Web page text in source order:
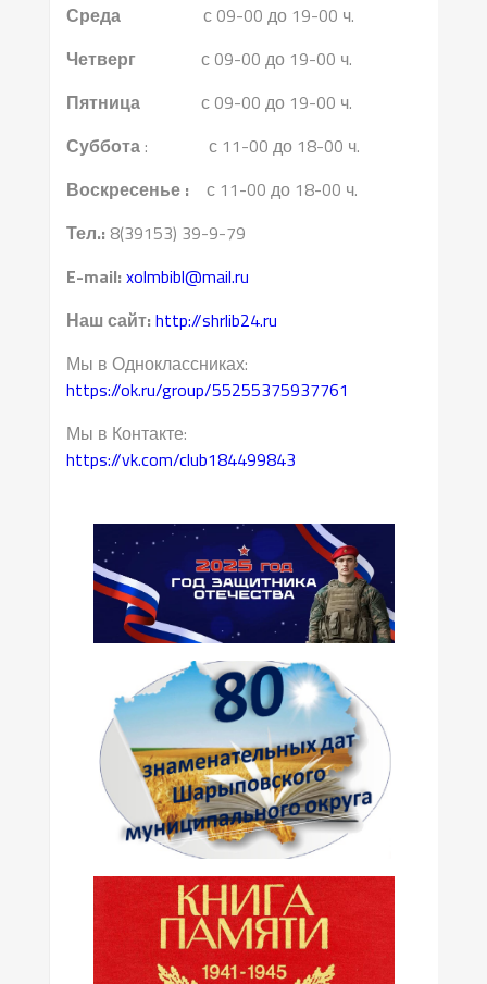
Среда
с 09-00 до 19-00 ч.
Четверг
с 09-00 до 19-00 ч.
Пятницас 09-00 до 19-00 ч.
Суббота: с 11-00 до 18-00 ч.
Воскресенье : с 11-00 до 18-00 ч.
Тел.: 8(39153) 39-9-79
E-mail: xolmbibl@mail.ru
Наш сайт: http://shrlib24.ru
Мы в Одноклассниках:
https://ok.ru/group/55255375937761
Мы в Контакте:
https://vk.com/club184499843